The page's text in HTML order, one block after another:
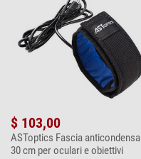
$ 103,00
ASToptics Fascia anticondensa
30 cm per oculari e obiettivi